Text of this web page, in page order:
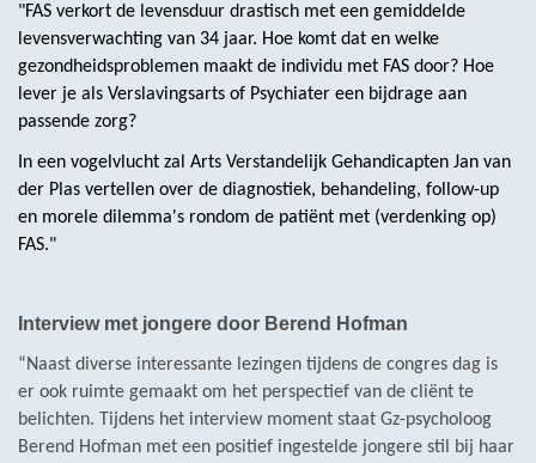
"FAS verkort de levensduur drastisch met een gemiddelde
levensverwachting van 34 jaar. Hoe komt dat en welke
gezondheidsproblemen maakt de individu met FAS door? Hoe
lever je als Verslavingsarts of Psychiater een bijdrage aan
passende zorg?
In een vogelvlucht zal Arts Verstandelijk Gehandicapten Jan van
der Plas vertellen over de diagnostiek, behandeling, follow-up
en morele dilemma's rondom de patiënt met (verdenking op)
FAS."
Interview met jongere door Berend Hofman
“Naast diverse interessante lezingen tijdens de congres dag is
er ook ruimte gemaakt om het perspectief van de cliënt te
belichten. Tijdens het interview moment staat Gz-psycholoog
Berend Hofman met een positief ingestelde jongere stil bij haar